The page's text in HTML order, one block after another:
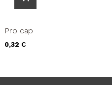
Pro cap
Precio
0,32 €